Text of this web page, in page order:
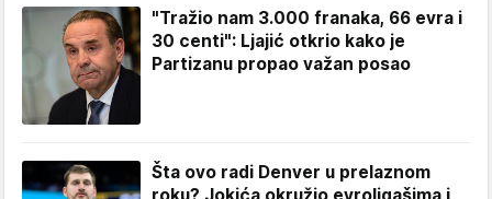
"Tražio nam 3.000 franaka, 66 evra i
30 centi": Ljajić otkrio kako je
Partizanu propao važan posao
Šta ovo radi Denver u prelaznom